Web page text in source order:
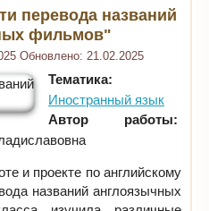
перевода названий
фильмов"
Обновлено: 21.02.2025
Тематика:
Иностранный язык
Автор работы:
и проекте по английскому
названий англоязычных